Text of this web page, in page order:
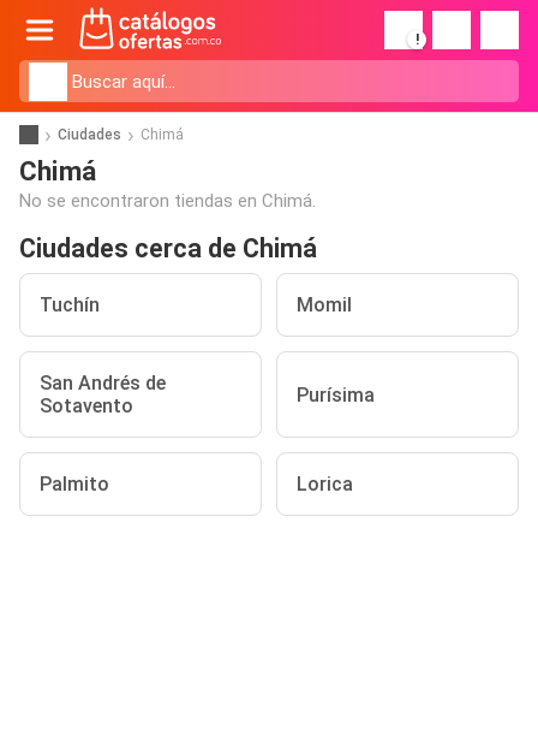
!
Ciudades Chimá
Chimá
No se encontraron tiendas en Chimá.
Ciudades cerca de Chimá
Tuchín Momil
San Andrés de
Sotavento
Purísima
Palmito Lorica